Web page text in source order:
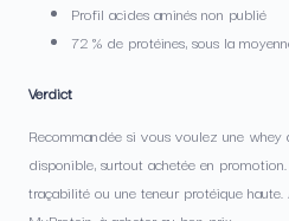
Profil acides aminés non publié
72 % de protéines, sous la
Verdict
Recommandée si vous voulez une whey
disponible, surtout achetée en
traçabilité ou une teneur protéique